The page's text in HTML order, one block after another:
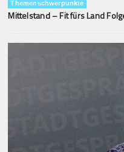
Themenschwerpunkte
Mittelstand – Fit fürs Land